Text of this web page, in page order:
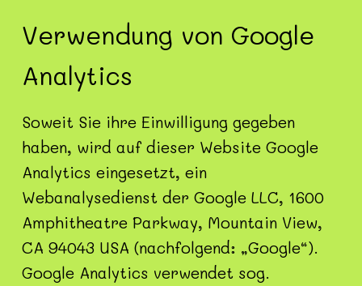
Verwendung von Google
Analytics
Soweit Sie ihre Einwilligung gegeben
haben, wird auf dieser Website Google
Analytics eingesetzt, ein
Webanalysedienst der Google LLC, 1600
Amphitheatre Parkway, Mountain View,
CA 94043 USA (nachfolgend: „Google“).
Google Analytics verwendet sog.